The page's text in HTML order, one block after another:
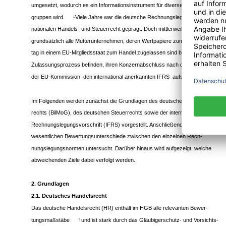
umgesetzt, wodurch es ein Informationsinstrument für diverse Adressaten-
gruppen wird. 1 Viele Jahre war die deutsche Rechnungslegung alleine vom
nationalen Handels- und Steuerrecht geprägt. Doch mittlerweile müssen
grundsätzlich alle Mutterunternehmen, deren Wertpapiere zum Bilanzstich-
tag in einem EU-Mitgliedsstaat zum Handel zugelassen sind bzw. sich im
Zulassungsprozess befinden, ihren Konzernabschluss nach den Vorgaben
der EU-Kommission ­ den international anerkannten IFRS ­ aufstellen.
Im Folgenden werden zunächst die Grundlagen des deutschen Handels-
rechts (BilMoG), des deutschen Steuerrechts sowie der internationalen
Rechnungslegungsvorschrift (IFRS) vorgestellt. Anschließend werden die
wesentlichen Bewertungsunterschiede zwischen den einzelnen Rech-
nungslegungsnormen untersucht. Darüber hinaus wird aufgezeigt, welche
abweichenden Ziele dabei verfolgt werden.
2. Grundlagen
2.1. Deutsches Handelsrecht
Das deutsche Handelsrecht (HR) enthält im HGB alle relevanten Bewer-
tungsmaßstäbe
3 und ist stark durch das Gläubigerschutz- und Vorsichts-